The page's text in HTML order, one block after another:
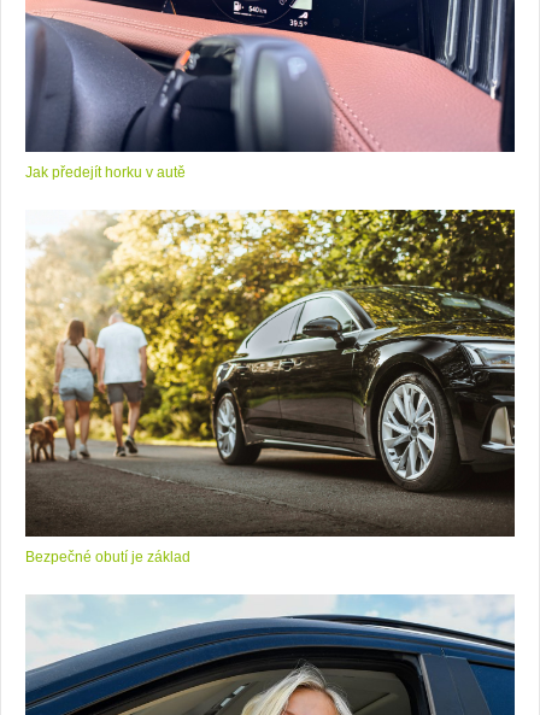
Jak předejít horku v autě
Bezpečné obutí je základ